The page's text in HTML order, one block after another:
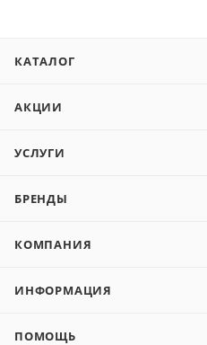
КАТАЛОГ
АКЦИИ
УСЛУГИ
БРЕНДЫ
КОМПАНИЯ
ИНФОРМАЦИЯ
ПОМОЩЬ